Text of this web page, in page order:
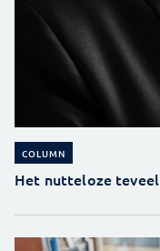
COLUMN
Het nutteloze teveel